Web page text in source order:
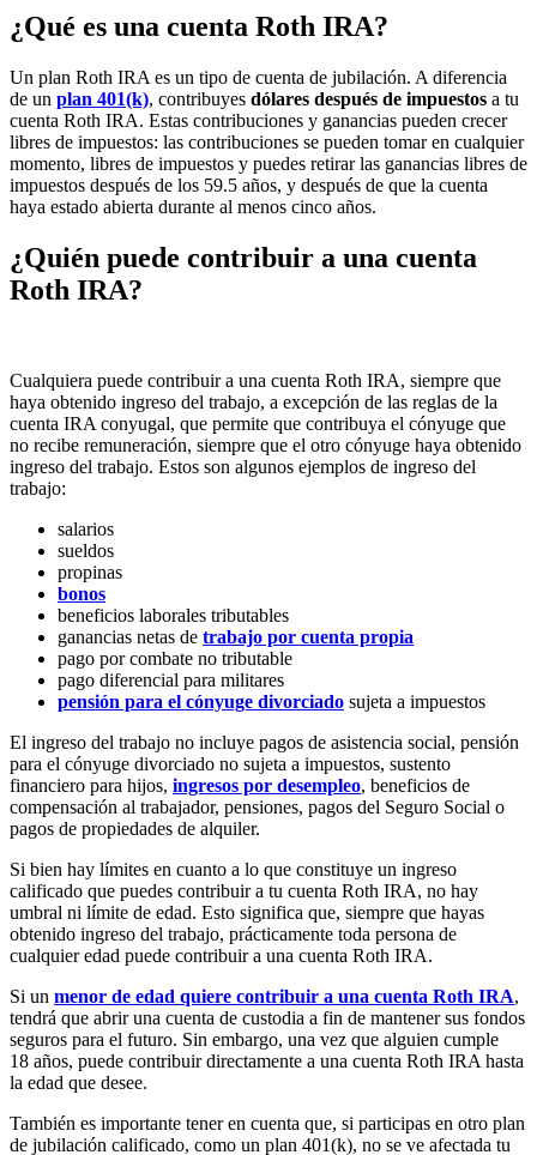
¿Qué es una cuenta Roth IRA?
Un plan Roth IRA es un tipo de cuenta de jubilación. A diferencia
de un plan 401(k), contribuyes dólares después de impuestos a tu
cuenta Roth IRA. Estas contribuciones y ganancias pueden crecer
libres de impuestos: las contribuciones se pueden tomar en cualquier
momento, libres de impuestos y puedes retirar las ganancias libres de
impuestos después de los 59.5 años, y después de que la cuenta
haya estado abierta durante al menos cinco años.
¿Quién puede contribuir a una cuenta
Roth IRA?
Cualquiera puede contribuir a una cuenta Roth IRA, siempre que
haya obtenido ingreso del trabajo, a excepción de las reglas de la
cuenta IRA conyugal, que permite que contribuya el cónyuge que
no recibe remuneración, siempre que el otro cónyuge haya obtenido
ingreso del trabajo. Estos son algunos ejemplos de ingreso del
trabajo:
salarios
sueldos
propinas
bonos
beneficios laborales tributables
ganancias netas de trabajo por cuenta propia
pago por combate no tributable
pago diferencial para militares
pensión para el cónyuge divorciado sujeta a impuestos
El ingreso del trabajo no incluye pagos de asistencia social, pensión
para el cónyuge divorciado no sujeta a impuestos, sustento
financiero para hijos, ingresos por desempleo, beneficios de
compensación al trabajador, pensiones, pagos del Seguro Social o
pagos de propiedades de alquiler.
Si bien hay límites en cuanto a lo que constituye un ingreso
calificado que puedes contribuir a tu cuenta Roth IRA, no hay
umbral ni límite de edad. Esto significa que, siempre que hayas
obtenido ingreso del trabajo, prácticamente toda persona de
cualquier edad puede contribuir a una cuenta Roth IRA.
Si un menor de edad quiere contribuir a una cuenta Roth IRA,
tendrá que abrir una cuenta de custodia a fin de mantener sus fondos
seguros para el futuro. Sin embargo, una vez que alguien cumple
18 años, puede contribuir directamente a una cuenta Roth IRA hasta
la edad que desee.
También es importante tener en cuenta que, si participas en otro plan
de jubilación calificado, como un plan 401(k), no se ve afectada tu